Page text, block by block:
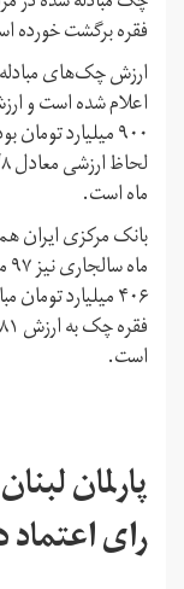
فقره برگشت خورده
۹۰۰ میلیارد
ماه است.
بانک مرکزی ایران
است.
پارلمان
رای اعتماد